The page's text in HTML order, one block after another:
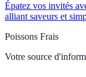
Épatez vos invités
alliant saveurs et
Poissons Frais
Votre source